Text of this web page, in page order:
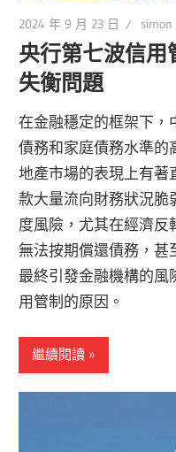
2024 年 9 月 23 日 simon
央行第七波信用
失衡問題
在金融穩定的框架下，
債務和家庭債務水準的
地產市場的表現上有著
款大量流向財務狀況脆
度風險，尤其在經濟反
無法按期償還債務，甚
最終引發金融機構的風
用管制的原因。
繼續閱讀